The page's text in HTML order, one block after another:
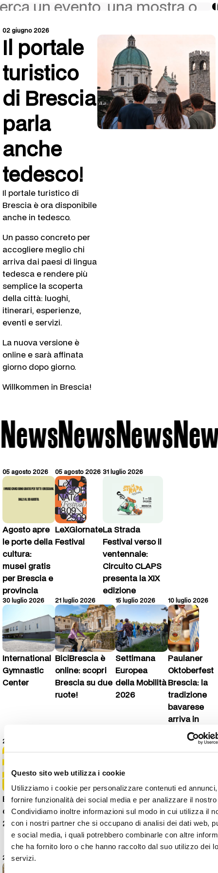
Questo sito web utilizza i cookie
Utilizziamo i cookie per personalizzare contenuti ed
fornire funzionalità dei social media e per analizzare il
Condividiamo inoltre informazioni sul modo in cui utilizza il
con i nostri partner che si occupano di analisi dei dati web,
e social media, i quali potrebbero combinarle con altre
che ha fornito loro o che hanno raccolto dal suo utilizzo dei
servizi.
02 giugno 2026
Il portale
turistico
di Brescia
parla
anche
tedesco!
Il portale turistico di
Brescia è ora disponibile
anche in tedesco.
Un passo concreto per
accogliere meglio chi
arriva dai paesi di lingua
tedesca e rendere più
semplice la scoperta
della città: luoghi,
itinerari, esperienze,
eventi e servizi.
La nuova versione è
online e sarà affinata
giorno dopo giorno.
Willkommen in Brescia!
NewsNewsNews
05 agosto 2026
Agosto apre
le porte della
cultura:
musei gratis
per Brescia e
provincia
05 agosto 2026
LeXGiornate
Festival
31 luglio 2026
La Strada
Festival verso il
ventennale:
Circuito CLAPS
presenta la XIX
edizione
30 luglio 2026
International
Gymnastic
Center
21 luglio 2026
BiciBrescia è
online: scopri
Brescia su due
ruote!
15 luglio 2026
Settimana
Europea
della Mobilità
2026
10 luglio 2026
Paulaner
Oktoberfest
Brescia: la
tradizione
bavarese
arriva in
23 giugno 2026
Brescia
d'Estate
2026
Brescia si
racconta.
Ora anche
per strada
Brescia
Pride
2026
Brescia in
corsa per
European
Green Capital
2028
24 aprile 2026